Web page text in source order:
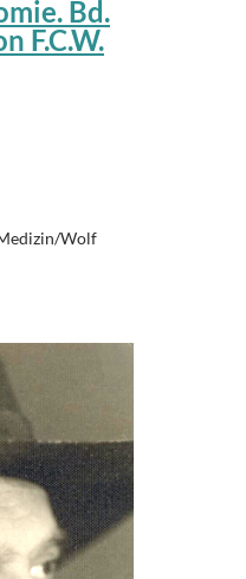
Bd.
F.C.W.
Wolf